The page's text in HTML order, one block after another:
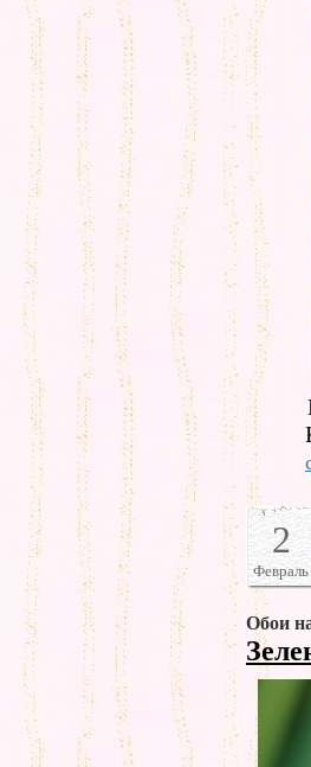
2
Февраль
Обои